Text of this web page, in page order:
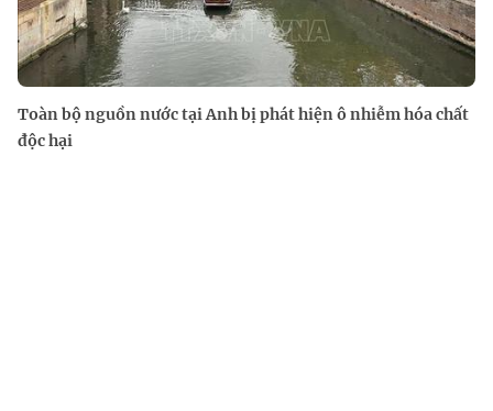
Toàn bộ nguồn nước tại Anh bị phát hiện ô nhiễm hóa chất
độc hại